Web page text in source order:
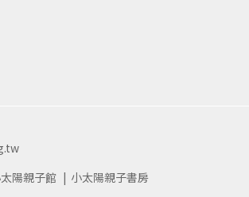
陽親子館
小太陽親子書房